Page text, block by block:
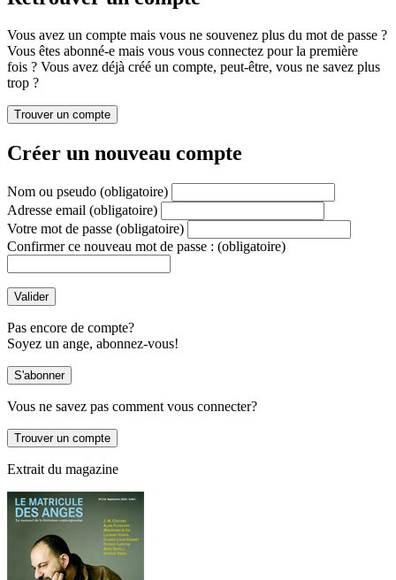
Vous avez un compte mais vous ne souvenez plus du mot de passe ?
Vous êtes abonné-e mais vous vous connectez pour la première
fois ? Vous avez déjà créé un compte, peut-être, vous ne savez plus
trop ?
Créer un nouveau compte
Nom ou pseudo (obligatoire)
Adresse email (obligatoire)
Votre mot de passe (obligatoire)
Confirmer ce nouveau mot de passe : (obligatoire)
Pas encore de compte?
Soyez un ange, abonnez-vous!
Vous ne savez pas comment vous connecter?
Extrait du magazine